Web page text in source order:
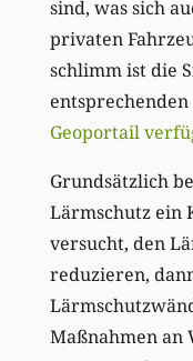
sind, was sich
privaten
schlimm ist die
Geoportail
Grundsätzlich
Lärmschutz ein
versucht, den
reduzieren,
Maßnahmen an